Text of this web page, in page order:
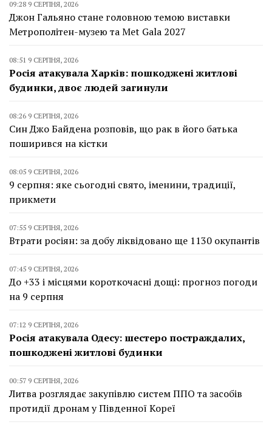
09:28 9 СЕРПНЯ, 2026
Джон Гальяно стане головною темою виставки
Метрополітен-музею та Met Gala 2027
08:51 9 СЕРПНЯ, 2026
Росія атакувала Харків: пошкоджені житлові
будинки, двоє людей загинули
08:26 9 СЕРПНЯ, 2026
Син Джо Байдена розповів, що рак в його батька
поширився на кістки
08:05 9 СЕРПНЯ, 2026
9 серпня: яке сьогодні свято, іменини, традиції,
прикмети
07:55 9 СЕРПНЯ, 2026
Втрати росіян: за добу ліквідовано ще 1130 окупантів
07:45 9 СЕРПНЯ, 2026
До +33 і місцями короткочасні дощі: прогноз погоди
на 9 серпня
07:12 9 СЕРПНЯ, 2026
Росія атакувала Одесу: шестеро постраждалих,
пошкоджені житлові будинки
00:57 9 СЕРПНЯ, 2026
Литва розглядає закупівлю систем ППО та засобів
протидії дронам у Південної Кореї